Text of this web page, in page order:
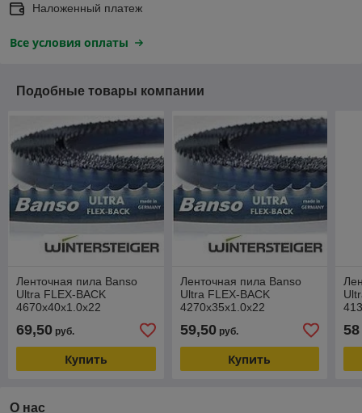
Наложенный платеж
Все условия оплаты
Подобные товары компании
Ленточная пила Banso
Ultra FLEX-BACK
4670x40x1.0x22
69,50 руб.
Купить
Ленточная пила Banso
Ultra FLEX-BACK
4270x35x1.0x22
59,50руб.
Купить
58
О нас